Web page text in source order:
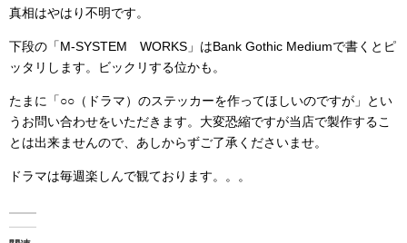
真相はやはり不明です。
下段の「M-SYSTEM WORKS」はBank Gothic Mediumで書くとピ
ッタリします。ビックリする位かも。
たまに「○○（ドラマ）のステッカーを作ってほしいのですが」とい
うお問い合わせをいただきます。大変恐縮ですが当店で製作するこ
とは出来ませんので、あしからずご了承くださいませ。
ドラマは毎週楽しんで観ております。。。